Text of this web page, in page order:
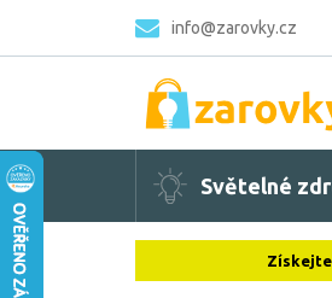
info@zarovky.cz
Světelné
Získejte